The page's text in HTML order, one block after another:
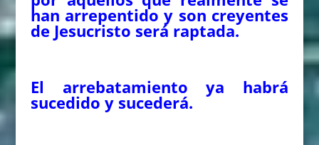
han arrepentido y son creyentes
de Jesucristo será raptada.
El arrebatamiento ya habrá
sucedido y sucederá.